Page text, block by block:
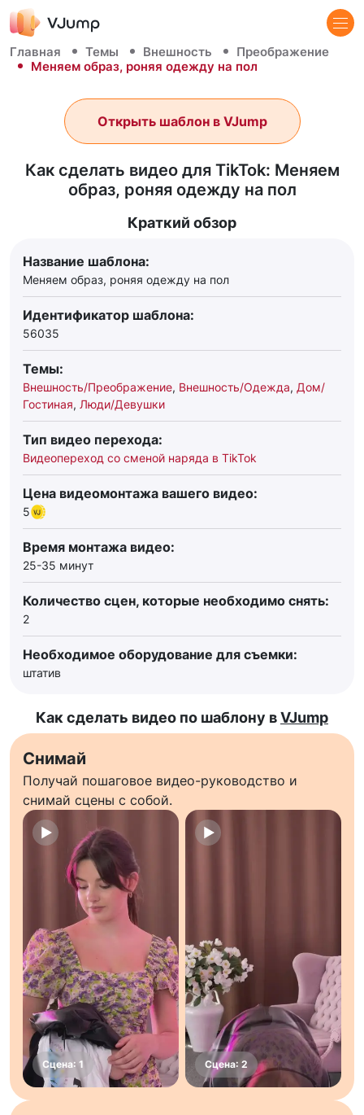
Главная Темы Внешность
Преображение
Меняем образ, роняя одежду на пол
Как сделать видео для TikTok: Меняем
образ, роняя одежду на пол
Открыть шаблон в VJump
Краткий обзор
Название шаблона:
Меняем образ, роняя одежду на пол
Идентификатор шаблона:
56035
Темы:
Внешность/Преображение, Внешность/Одежда, Дом/
Гостиная, Люди/Девушки
Тип видео перехода:
Видеопереход со сменой наряда в TikTok
Цена видеомонтажа вашего видео:
5
Время монтажа видео:
25-35 минут
Количество сцен, которые необходимо снять:
2
Необходимое оборудование для съемки:
штатив
Как сделать видео по шаблону вVJump
Снимай
Получай пошаговое видео-руководство и
снимай сцены с собой.